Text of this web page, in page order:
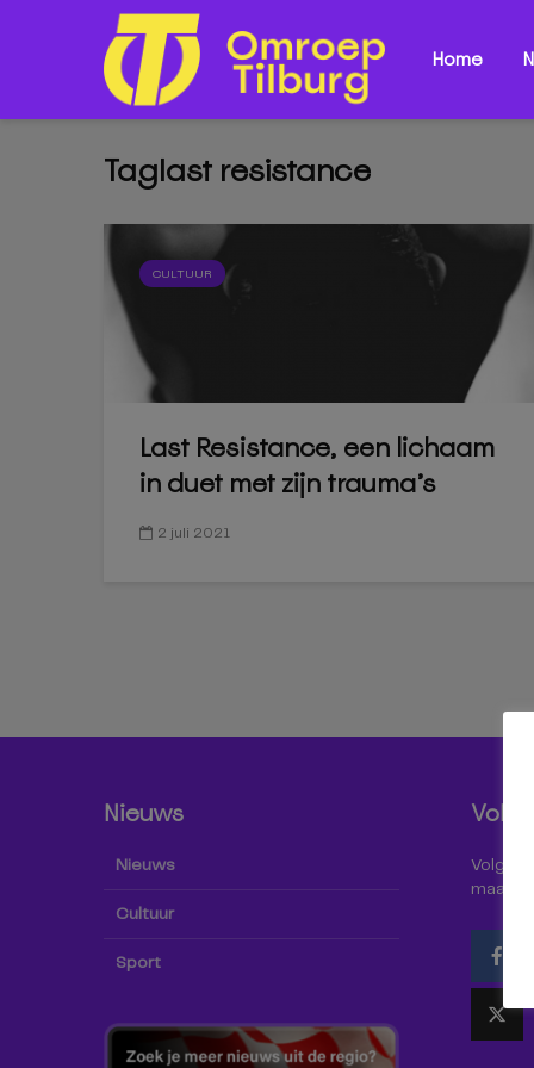
Home
Taglast resistance
CULTUUR
Last Resistance, een lichaam
in duet met zijn trauma’s
2 juli 2021
Nieuws
Nieuws
Cultuur
Sport
Volg
Volg
maar